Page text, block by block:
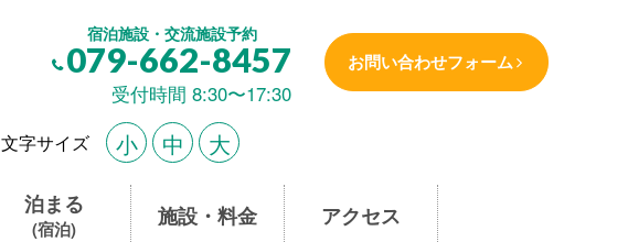
宿泊施設・交流施設予約
079-662-8457
受付時間 8:30〜17:30
お問い合わせフォーム
文字サイズ 小 中 大
泊まる
(宿泊) 施設・料金 アクセス